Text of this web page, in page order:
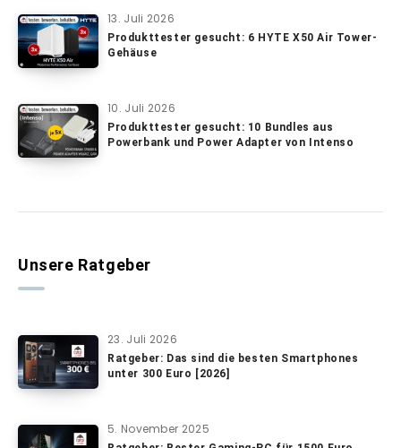
13. Juli 2026
Produkttester gesucht: 6 HYTE X50 Air Tower-
Gehäuse
10. Juli 2026
Produkttester gesucht: 10 Bundles aus
Powerbank und Power Adapter von Intenso
Unsere Ratgeber
23. Juli 2026
Ratgeber: Das sind die besten Smartphones
unter 300 Euro [2026]
5. November 2025